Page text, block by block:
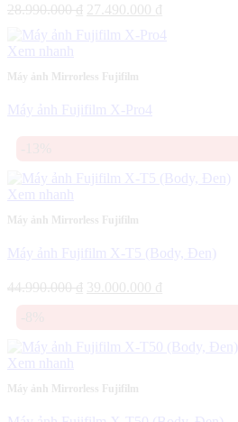
28.990.000₫
Giá
là:
27.490.000 ₫
tại
Xem nhanh
Máy ảnh Mirrorless Fujifilm
Máy ảnh Fujifilm X-Pro4
Xem nhanh
Máy ảnh Mirrorless Fujifilm
Máy ảnh Fujifilm X-T5 (Body, Đen)
44.990.000₫ Giá
39.000.000 ₫
39.000.000 ₫.
Xem nhanh
Máy ảnh Mirrorless Fujifilm